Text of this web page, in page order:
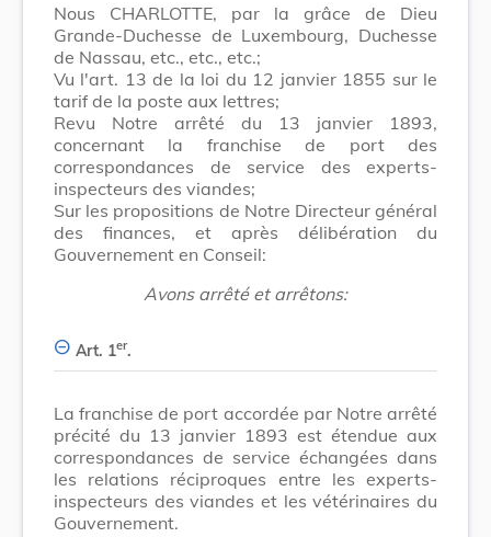
Nous CHARLOTTE, par la grâce de Dieu
Grande-Duchesse de Luxembourg, Duchesse
de Nassau, etc., etc., etc.;
Vu l'art. 13 de la loi du 12 janvier 1855 sur le
tarif de la poste aux lettres;
Revu Notre arrêté du 13 janvier 1893,
concernant la franchise de port des
correspondances de service des experts-
inspecteurs des viandes;
Sur les propositions de Notre Directeur général
des finances, et après délibération du
Gouvernement en Conseil:
Avons arrêté et arrêtons:
Art. 1er.
La franchise de port accordée par Notre arrêté
précité du 13 janvier 1893 est étendue aux
correspondances de service échangées dans
les relations réciproques entre les experts-
inspecteurs des viandes et les vétérinaires du
Gouvernement.